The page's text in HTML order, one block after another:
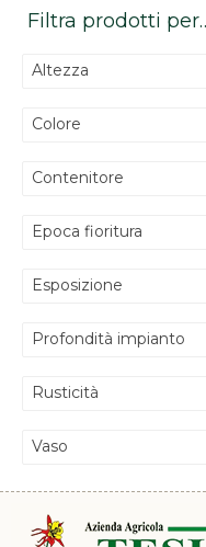
Filtra prodotti
Altezza
Colore
Contenitore
Epoca fioritura
Esposizione
Profondità impianto
Rusticità
Vaso